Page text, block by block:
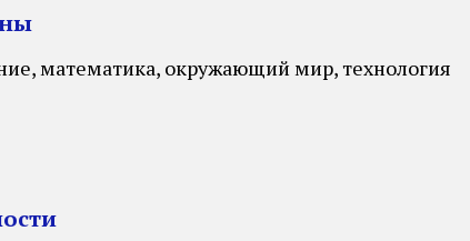
математика, окружающий мир, технология